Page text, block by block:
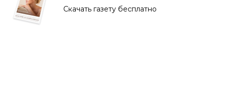
стоимость и как сделать
оптимальный выбор для
своей кожи и кошелька.
преимущества и
недостатки. Узнайте, чем
Скачать газету бесплатно